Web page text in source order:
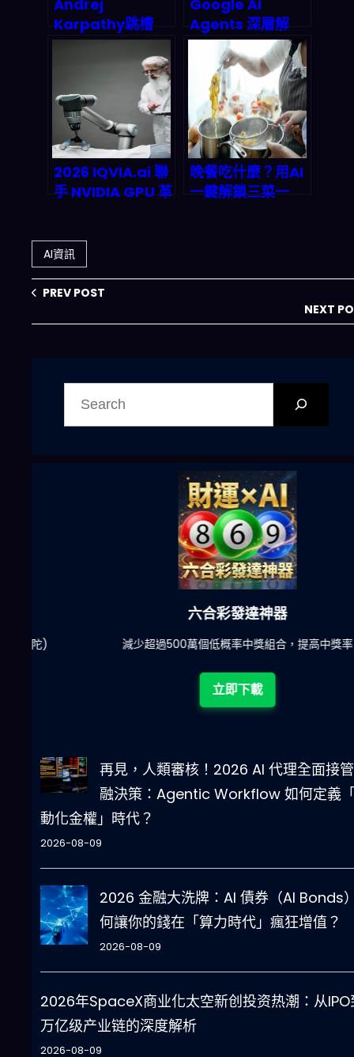
Andrej
Karpathy跳槽
Anthropic：AI安
全陣營拿下最強大
腦，矽谷人才爭奪
戰殺出一條血路
Google AI
Agents 深層解
析：從搜尋框到萬
用助手的產業巨
變，2026年智能
代理市場誰能為
王？
2026 IQVIA.ai 聯
手 NVIDIA GPU 革
如何加速臨床試
驗？
晚餐吃什麼？用AI
一鍵解鎖三菜一
AI資訊
PREV POST
NEXT
六合彩發達神器
減少超過500萬個低概率中獎組合，提高中獎率
立即下載
再見，人類審核！2026 AI 代理全面接
融決策：Agentic Workflow 如何定義
動化金權」時代？
2026-08-09
2026 金融大洗牌：AI 債券（AI Bonds
何讓你的錢在「算力時代」瘋狂增值？
2026-08-09
2026年SpaceX商业化太空新创投资热潮：从IPO
万亿级产业链的深度解析
2026-08-09